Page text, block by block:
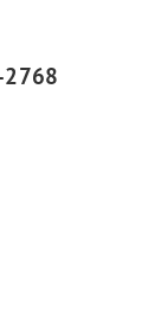
2768